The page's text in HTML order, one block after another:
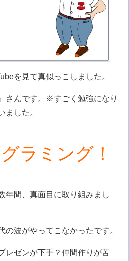
を見て真似っこしました。
さんです。※すごく勉強になり
ました。
ラミング！
年間、真面目に取り組みまし
の波がやってこなかったです。
レゼンが下手？仲間作りが苦